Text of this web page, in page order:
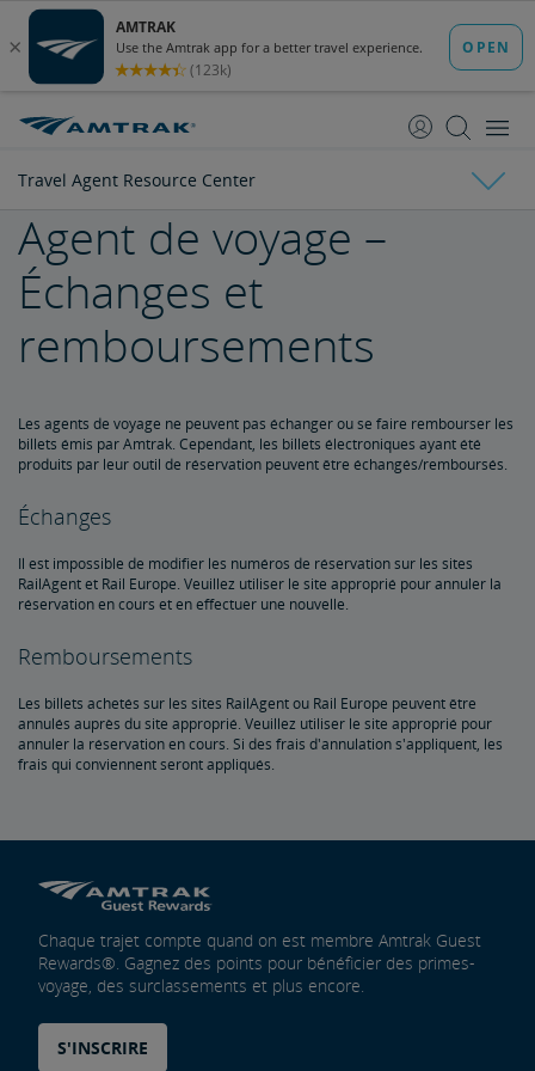
contenu
la
Travel Agent Resource Center
Faits sur Amtrak
Brochures sur l'impact économique de l'État
Fiches d'information par État
FAQ pour parties prenantes
Conseil d'administration
Ronald Batory
David Capozzi
Lanhee Chen, Ph.D.
Elaine Clegg
Anthony Coscia
Robert A. Gleason
Christopher Koos
Joel Szabat
Leadership
Affaires gouvernementales
Archives des documents
Retards causés par la circulation des trains de marchandises
Département de police d'Amtrak
Agent de voyage d'affaires
Échanges et remboursements
Envoyer des éloges à un employé
Agent de voyage –
Échanges et
remboursements
Les agents de voyage ne peuvent pas échanger ou se faire rembourser les
billets émis par Amtrak. Cependant, les billets électroniques ayant été
produits par leur outil de réservation peuvent être échangés/remboursés.
Échanges
Il est impossible de modifier les numéros de réservation sur les sites
RailAgent et Rail Europe. Veuillez utiliser le site approprié pour annuler la
réservation en cours et en effectuer une nouvelle.
Remboursements
Les billets achetés sur les sites RailAgent ou Rail Europe peuvent être
annulés auprès du site approprié. Veuillez utiliser le site approprié pour
annuler la réservation en cours. Si des frais d'annulation s'appliquent, les
frais qui conviennent seront appliqués.
Chaque trajet compte quand on est membre Amtrak Guest
Rewards®. Gagnez des points pour bénéficier des primes-
voyage, des surclassements et plus encore.
S'INSCRIRE